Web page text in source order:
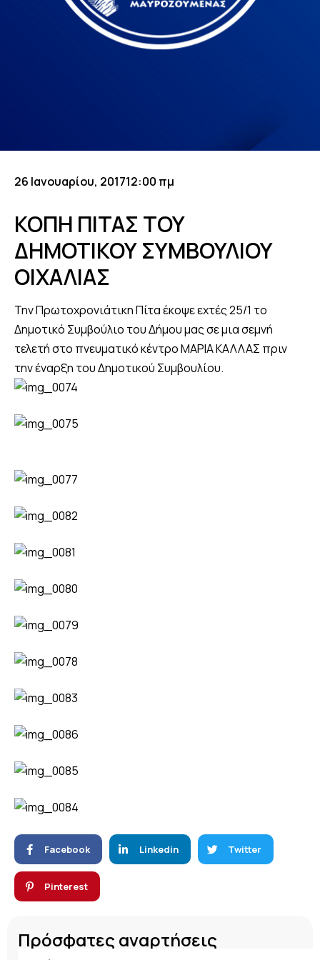
26 Ιανουαρίου, 201712:00 πμ
ΚΟΠΗ ΠΙΤΑΣ ΤΟΥ
ΔΗΜΟΤΙΚΟΥ ΣΥΜΒΟΥΛΙΟΥ
ΟΙΧΑΛΙΑΣ
Την Πρωτοχρονιάτικη Πίτα έκοψε εχτές 25/1 το
Δημοτικό Συμβούλιο του Δήμου μας σε μια σεμνή
τελετή στο πνευματικό κέντρο ΜΑΡΙΑ ΚΑΛΛΑΣ πριν
την έναρξη του Δημοτικού Συμβουλίου.
Facebook Linkedin Twitter
Pinterest
Πρόσφατες αναρτήσεις